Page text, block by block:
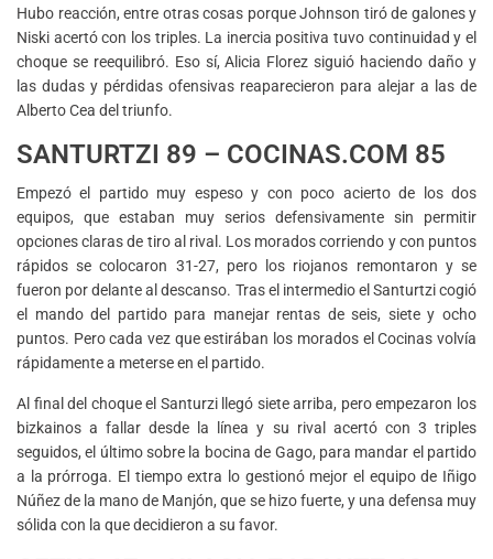
Hubo reacción, entre otras cosas porque Johnson tiró de galones y
Niski acertó con los triples. La inercia positiva tuvo continuidad y el
choque se reequilibró. Eso sí, Alicia Florez siguió haciendo daño y
las dudas y pérdidas ofensivas reaparecieron para alejar a las de
Alberto Cea del triunfo.
SANTURTZI 89 – COCINAS.COM 85
Empezó el partido muy espeso y con poco acierto de los dos
equipos, que estaban muy serios defensivamente sin permitir
opciones claras de tiro al rival. Los morados corriendo y con puntos
rápidos se colocaron 31-27, pero los riojanos remontaron y se
fueron por delante al descanso. Tras el intermedio el Santurtzi cogió
el mando del partido para manejar rentas de seis, siete y ocho
puntos. Pero cada vez que estirában los morados el Cocinas volvía
rápidamente a meterse en el partido.
Al final del choque el Santurzi llegó siete arriba, pero empezaron los
bizkainos a fallar desde la línea y su rival acertó con 3 triples
seguidos, el último sobre la bocina de Gago, para mandar el partido
a la prórroga. El tiempo extra lo gestionó mejor el equipo de Iñigo
Núñez de la mano de Manjón, que se hizo fuerte, y una defensa muy
sólida con la que decidieron a su favor.